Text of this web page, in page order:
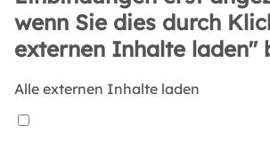
wenn Sie dies durch
externen Inhalte laden"
Alle externen Inhalte laden